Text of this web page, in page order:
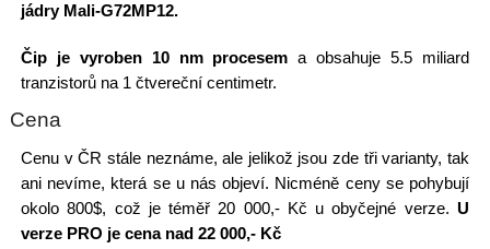
jádry Mali-G72MP12.
Čip je vyroben 10 nm procesem a obsahuje 5.5 miliard
tranzistorů na 1 čtvereční centimetr.
Cena
Cenu v ČR stále neznáme, ale jelikož jsou zde tři varianty, tak
ani nevíme, která se u nás objeví. Nicméně ceny se pohybují
okolo 800$, což je téměř 20 000,- Kč u obyčejné verze.U
verze PRO je cena nad 22 000,- Kč